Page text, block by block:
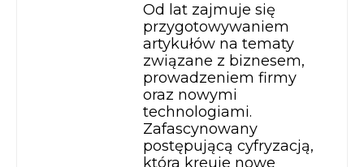
Od lat zajmuje się
przygotowywaniem
artykułów na tematy
związane z biznesem,
prowadzeniem firmy
oraz nowymi
technologiami.
Zafascynowany
postępującą cyfryzacją,
która kreuje nowe